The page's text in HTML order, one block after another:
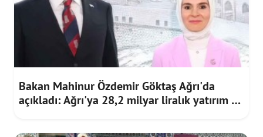
Bakan Mahinur Özdemir Göktaş Ağrı'da
açıkladı: Ağrı'ya 28,2 milyar liralık yatırım ve